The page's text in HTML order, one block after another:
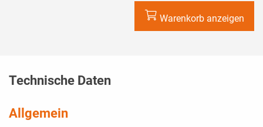
Warenkorb anzeigen
Technische Daten
Allgemein